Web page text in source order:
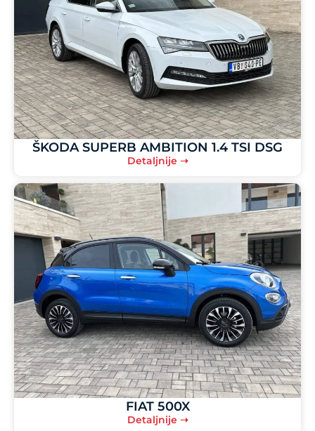
ŠKODA SUPERB AMBITION 1.4 TSI DSG
Detaljnije ➝
FIAT 500X
Detaljnije ➝